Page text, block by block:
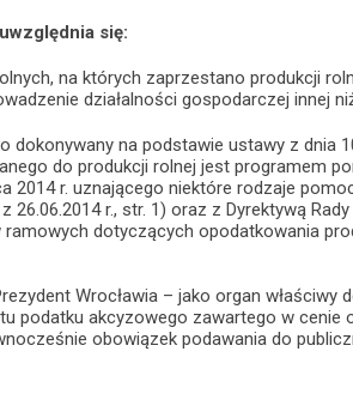
się:
na których zaprzestano produkcji
działalności gospodarczej innej
dokonywany na podstawie ustawy z dnia
do produkcji rolnej jest programem
2014 r. uznającego niektóre rodzaje
26.06.2014 r., str. 1) oraz z Dyrektywą
dotyczących opodatkowania
Wrocławia – jako organ
podatku akcyzowego zawartego w
obowiązek podawania do